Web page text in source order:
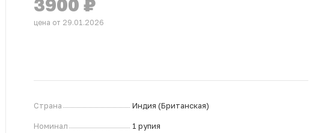
3900₽
цена от 29.01.2026
Страна Индия (Британская)
Номинал 1 рупия